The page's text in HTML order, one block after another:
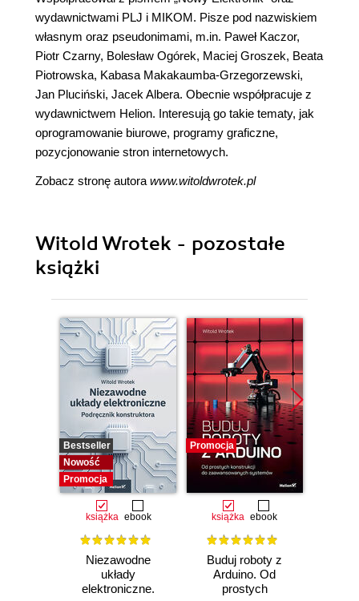
wydawnictwami PLJ i MIKOM. Pisze pod nazwiskiem
własnym oraz pseudonimami, m.in. Paweł Kaczor,
Piotr Czarny, Bolesław Ogórek, Maciej Groszek, Beata
Piotrowska, Kabasa Makakaumba-Grzegorzewski,
Jan Pluciński, Jacek Albera. Obecnie współpracuje z
wydawnictwem Helion. Interesują go takie tematy, jak
oprogramowanie biurowe, programy graficzne,
pozycjonowanie stron internetowych.
Zobacz stronę autora www.witoldwrotek.pl
Witold Wrotek - pozostałe
książki
Bestseller
Nowość
Promocja
książka ebook
Niezawodne
układy
elektroniczne.
Promocja
książka ebook
Buduj roboty z
Arduino. Od
prostych